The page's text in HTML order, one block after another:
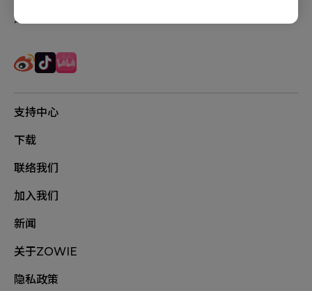
追踪我们
支持中心
下载
联络我们
加入我们
新闻
关于ZOWIE
隐私政策